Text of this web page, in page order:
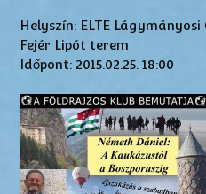
Helyszín: ELTE Lágymányosi
Fejér Lipót terem
Időpont: 2015.02.25. 18:00